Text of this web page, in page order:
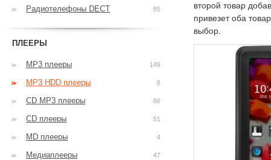
второй товар
привезет оба
выбор.
Радиотелефоны DECT 85
ПЛЕЕРЫ
MP3 плееры 149
MP3 HDD плееры 8
CD MP3 плееры 86
CD плееры 51
MD плееры 4
Медиаплееры 47